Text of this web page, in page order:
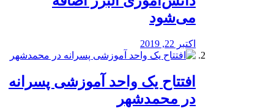
می‌شود
اکتبر 22, 2019
افتتاح یک واحد آموزشی پسرانه
در محمدشهر